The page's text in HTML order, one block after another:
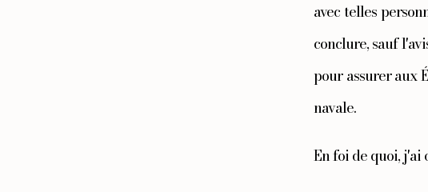
avec telles
conclure, sauf
pour assurer aux
navale.
En foi de quoi, j'ai